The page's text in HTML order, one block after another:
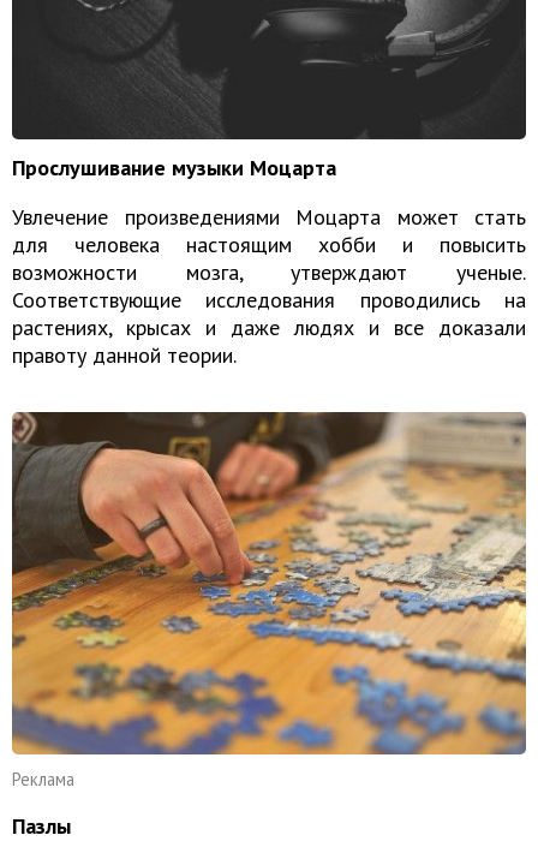
Прослушивание музыки Моцарта
Увлечение произведениями Моцарта может стать
для человека настоящим хобби и повысить
возможности мозга, утверждают ученые.
Соответствующие исследования проводились на
растениях, крысах и даже людях и все доказали
правоту данной теории.
Реклама
Пазлы